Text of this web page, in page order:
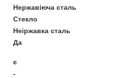
Нержавіюча сталь
Стекло
Неіржавка сталь
Да
є
-